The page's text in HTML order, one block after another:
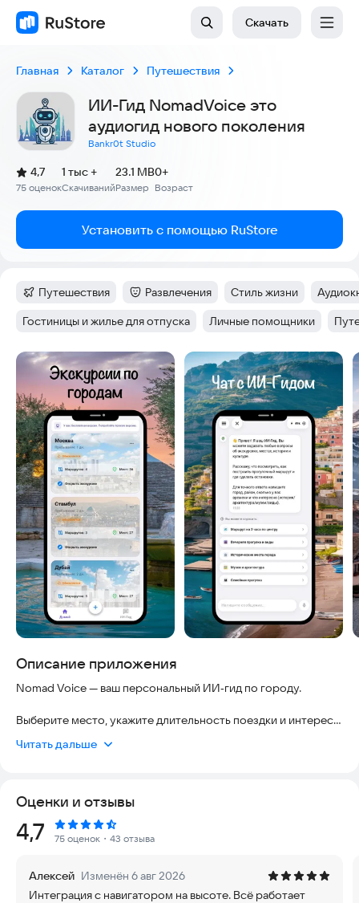
Скачать
Главная Каталог Путешествия
ИИ-Гид NomadVoice это
аудиогид нового поколения
Bankr0t Studio
Рейтинг:
4,7
(
75 оценок
)
Скачиваний
1 тыс +
Размер
23.1 MB
Возраст
0+
Установить с помощью RuStore
Категория:
Путешествия Категория:
Развлечения Тег:
Стиль жизни Тег:
Тег:
Гостиницы и жилье для отпуска Тег:
Личные помощники Тег:
Скриншоты
Описание приложения
Nomad Voice — ваш персональный ИИ‑гид по городу.
Выберите место, укажите длительность поездки и интересы
что посмотреть, в каком порядке идти и где сделать
Что умеет Nomad Voice:
Экскурсия за минуту: генерирует обзор города и подборку
самых интересных мест с краткими рассказами.
достопримечательностей и готовые маршруты по городу.
Читать дальше
Оценки и отзывы
Рейтинг:
4,7 75 оценок ・43 отзыва
Алексей Изменён 6 авг 2026
Интеграция с навигатором на высоте. Всё работает